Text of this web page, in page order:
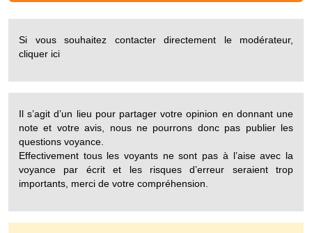
Si vous souhaitez contacter directement le modérateur,
cliquer ici
Il s’agit d’un lieu pour partager votre opinion en donnant une
note et votre avis, nous ne pourrons donc pas publier les
questions voyance.
Effectivement tous les voyants ne sont pas à l’aise avec la
voyance par écrit et les risques d’erreur seraient trop
importants, merci de votre compréhension.